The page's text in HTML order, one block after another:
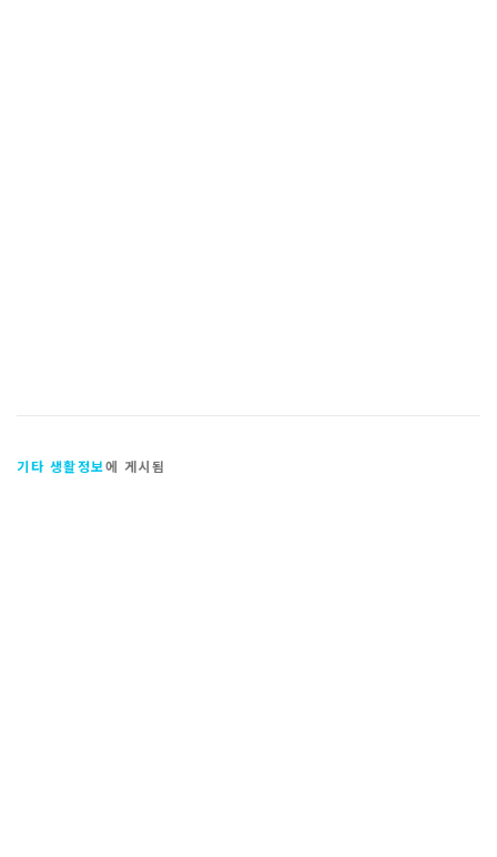
기타 생활정보에 게시됨